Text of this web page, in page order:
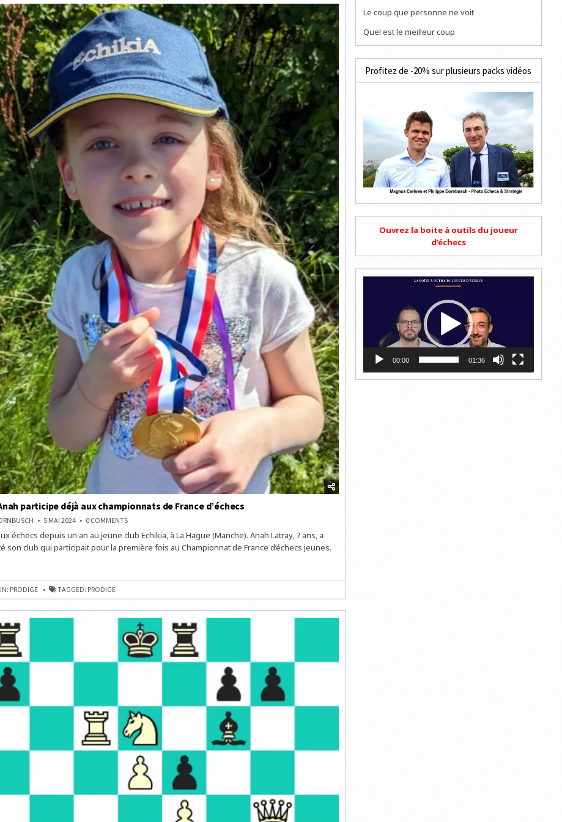
participe déjà aux championnats de France d’échecs
5 MAI 2024 0 COMMENTSON
7
ANAH
CHAMPIONNATS
D’ÉCHECS
échecs depuis un an au jeune club Echikia, à La Hague (Manche). Anah Latray, 7 ans, a
son club qui participait pour la première fois au Championnat de France d’échecs jeunes.
PRODIGE TAGGED: PRODIGE
Le coup que personne ne voit
Quel est le meilleur coup
Profitez de -20% sur plusieurs packs vidéos
Ouvrez la boite à outils du joueur
d'échecs
00:00 01:36